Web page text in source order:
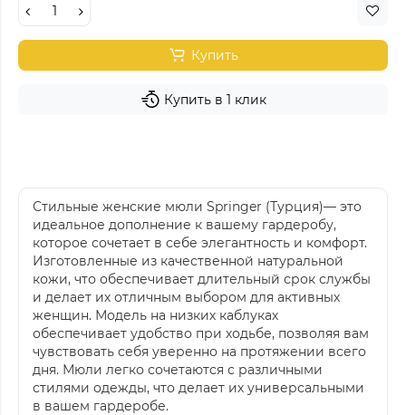
Купить
Купить в 1 клик
Стильные женские мюли Springer (Турция)— это
идеальное дополнение к вашему гардеробу,
которое сочетает в себе элегантность и комфорт.
Изготовленные из качественной натуральной
кожи, что обеспечивает длительный срок службы
и делает их отличным выбором для активных
женщин. Модель на низких каблуках
обеспечивает удобство при ходьбе, позволяя вам
чувствовать себя уверенно на протяжении всего
дня. Мюли легко сочетаются с различными
стилями одежды, что делает их универсальными
в вашем гардеробе.